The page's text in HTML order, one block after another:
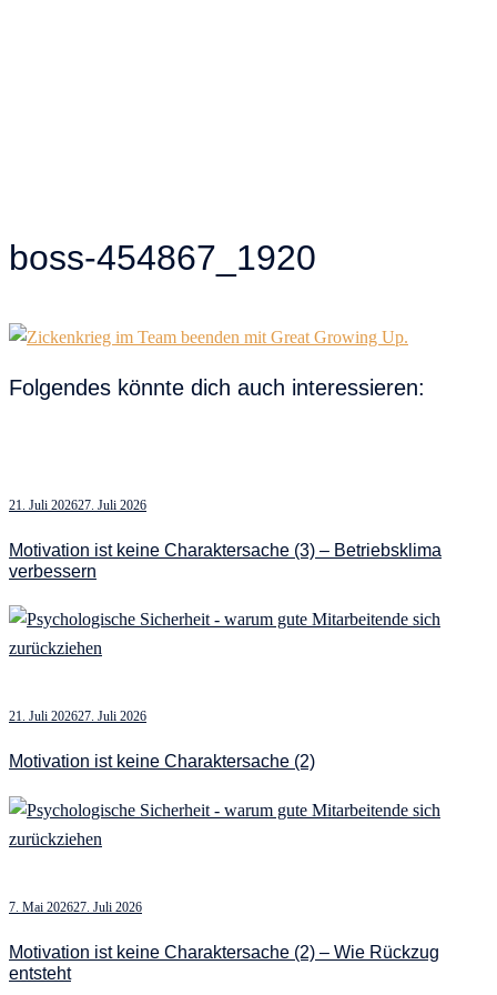
boss-454867_1920
Folgendes könnte dich auch interessieren:
21. Juli 202627. Juli 2026
Motivation ist keine Charaktersache (3) – Betriebsklima
verbessern
21. Juli 202627. Juli 2026
Motivation ist keine Charaktersache (2)
7. Mai 202627. Juli 2026
Motivation ist keine Charaktersache (2) – Wie Rückzug
entsteht